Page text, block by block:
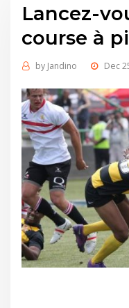
Lancez-
course à
by Jandino Dec